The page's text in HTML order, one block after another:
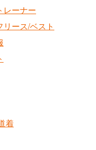
レーナー
リース/ベスト
着